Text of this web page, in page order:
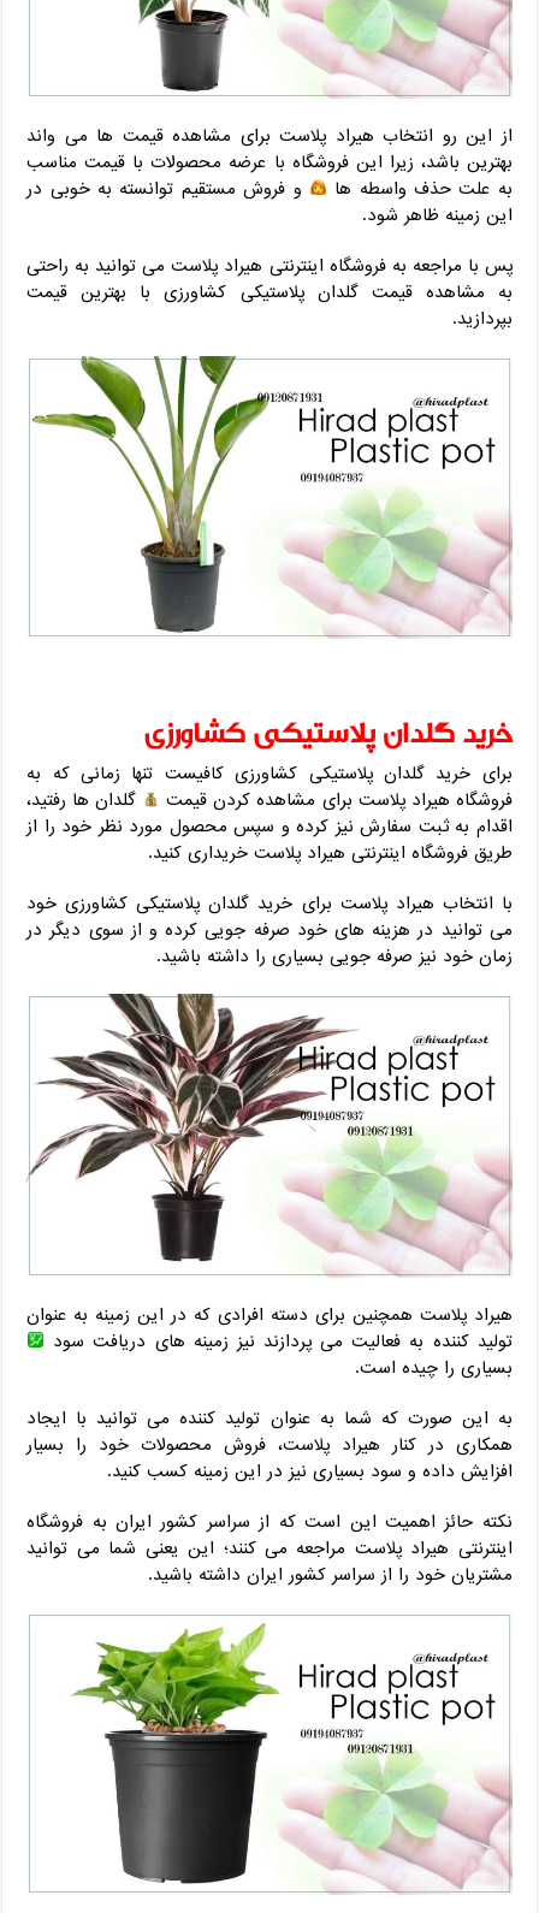
از این رو انتخاب هیراد پلاست برای مشاهده قیمت ها می‌ واند
بهترین باشد، زیرا این فروشگاه با عرضه محصولات با قیمت مناسب
به علت حذف واسطه ها
و فروش مستقیم توانسته به خوبی در
این زمینه ظاهر شود.
پس با مراجعه به فروشگاه اینترنتی هیراد پلاست می توانید به راحتی
به مشاهده قیمت گلدان پلاستیکی کشاورزی با بهترین قیمت
بپردازید.
خرید گلدان پلاستیکی کشاورزی
برای خرید گلدان پلاستیکی کشاورزی کافیست تنها زمانی که به
فروشگاه هیراد پلاست برای مشاهده کردن قیمت
گلدان ها رفتید،
اقدام به ثبت سفارش نیز کرده و سپس محصول مورد نظر خود را از
طریق فروشگاه اینترنتی هیراد پلاست خریداری کنید.
با انتخاب هیراد پلاست برای خرید گلدان پلاستیکی کشاورزی خود
می توانید در هزینه های خود صرفه جویی کرده و از سوی دیگر در
زمان خود نیز صرفه جویی بسیاری را داشته باشید.
هیراد پلاست همچنین برای دسته افرادی که در این زمینه به عنوان
تولید کننده به فعالیت می پردازند نیز زمینه های دریافت سود
بسیاری را چیده است.
به این صورت که شما به عنوان تولید کننده می توانید با ایجاد
همکاری در کنار هیراد پلاست، فروش محصولات خود را بسیار
افزایش داده و سود بسیاری نیز در این زمینه کسب کنید.
نکته حائز اهمیت این است که از سراسر کشور ایران به فروشگاه
اینترنتی هیراد پلاست مراجعه می کنند؛ این یعنی شما می توانید
مشتریان خود را از سراسر کشور ایران داشته باشید.